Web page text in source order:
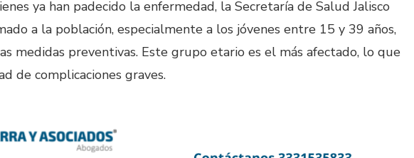
ya han padecido la enfermedad, la Secretaría de Salud Jalisco
a la población, especialmente a los jóvenes entre 15 y 39 años,
medidas preventivas. Este grupo etario es el más afectado, lo que
de complicaciones graves.